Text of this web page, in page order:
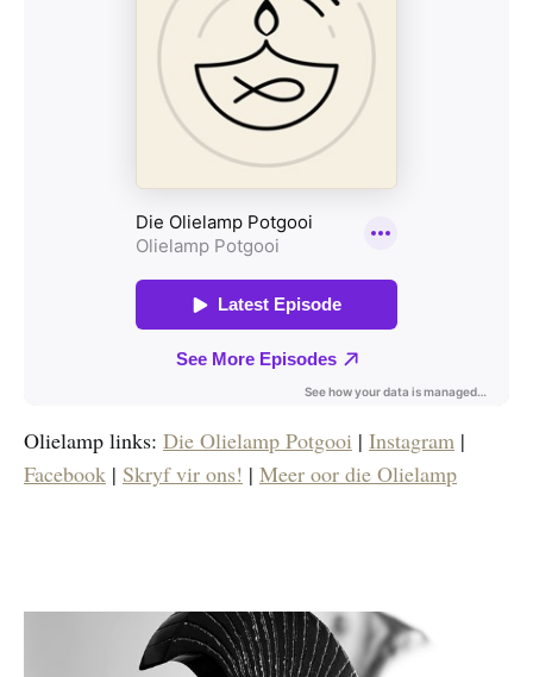
Olielamp links: Die Olielamp Potgooi | Instagram |
Facebook | Skryf vir ons! | Meer oor die Olielamp